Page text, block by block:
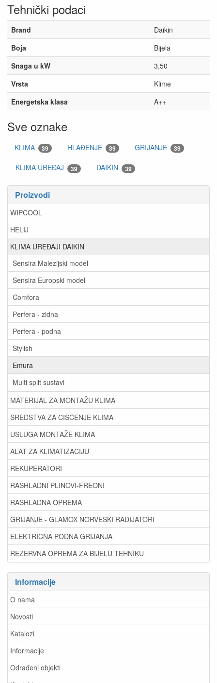
Tehnički podaci
Brand
Daikin
Boja
Bijela
Snaga u kW
3,50
Vrsta
Klime
Energetska klasa
A++
Sve oznake
KLIMA 39 HLAĐENJE 39 GRIJANJE 39
KLIMA UREĐAJ 39 DAIKIN 39
Proizvodi
WIPCOOL
HELIJ
KLIMA UREĐAJI DAIKIN
Sensira Malezijski model
Sensira Europski model
Comfora
Perfera - zidna
Perfera - podna
Stylish
Emura
Multi split sustavi
MATERIJAL ZA MONTAŽU KLIMA
SREDSTVA ZA ČIŠĆENJE KLIMA
USLUGA MONTAŽE KLIMA
ALAT ZA KLIMATIZACIJU
REKUPERATORI
RASHLADNI PLINOVI-FREONI
RASHLADNA OPREMA
GRIJANJE - GLAMOX NORVEŠKI RADIJATORI
ELEKTRIČNA PODNA GRIJANJA
REZERVNA OPREMA ZA BIJELU TEHNIKU
Informacije
O nama
Novosti
Katalozi
Informacije
Odrađeni objekti